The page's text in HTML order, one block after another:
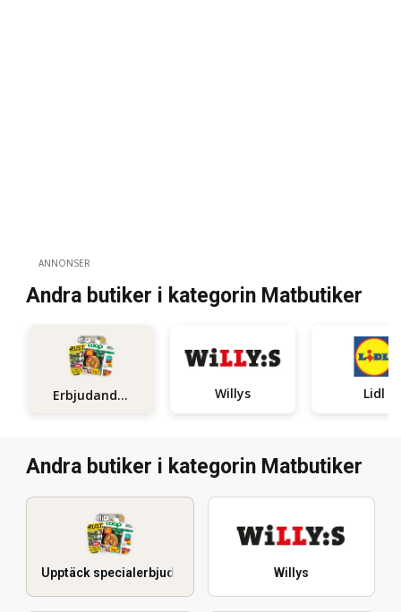
ANNONSER
Andra butiker i kategorin Matbutiker
Erbjudanden Willys Lidl
Andra butiker i kategorin Matbutiker
Upptäck specialerbjudanden Willys